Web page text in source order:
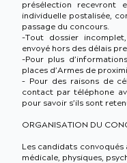
présélection recevront
individuelle postalisée,
passage du concours.
-Tout dossier
envoyé hors des délais
-Pour plus
places d’Armes de
– Pour des raisons de
contact par téléphone
pour savoir s’ils sont
ORGANISATION DU
Les candidats
médicale, physiques,